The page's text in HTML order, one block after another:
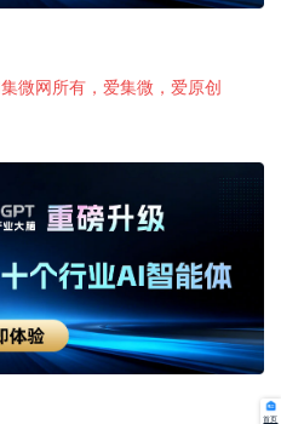
微网所有，爱集微，爱原创
首页